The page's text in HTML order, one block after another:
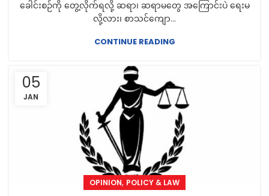
ခေါင်းစဉ်ကို တွေ့လိုက်ရလို့ ဆရာ၊ ဆရာမတွေ အကြောင်းပဲ ရေးမ
လို့လား၊ စာသင်ကျော...
CONTINUE READING
05
JAN
OPINION, POLICY & LAW